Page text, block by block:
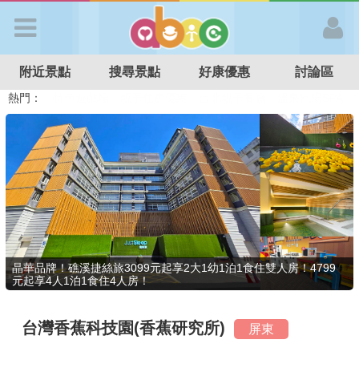
APP登入
首 頁
搜尋景點
好康優惠
最新消息
最新留言
附近景點 搜尋景點 好康優惠 討論區
熱門：
特色遊戲場
親子住房優惠 台北親子餐廳 溫泉泡湯SPA
晶華品牌！礁溪捷絲旅3099元起享2大1幼1泊1食住雙人房！4799
元起享4人1泊1食住4人房！
台灣香蕉科技園(香蕉研究所) 屏東